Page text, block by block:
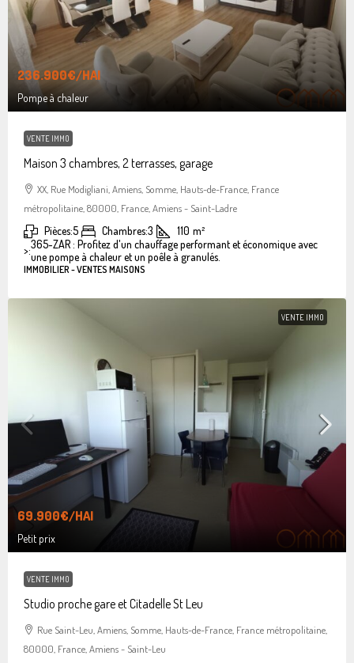
236.900€/HAI
Pompe à chaleur
VENTE IMMO
Maison 3 chambres, 2 terrasses, garage
XX, Rue Modigliani, Amiens, Somme, Hauts-de-France, France
métropolitaine, 80000, France, Amiens - Saint-Ladre
Pièces:5 Chambres:3 110 m²
>:365-ZAR : Profitez d'un chauffage performant et économique avec
une pompe à chaleur et un poêle à granulés.
IMMOBILIER - VENTES MAISONS
VENTE IMMO
69.900€/HAI
Petit prix
VENTE IMMO
Studio proche gare et Citadelle St Leu
Rue Saint-Leu, Amiens, Somme, Hauts-de-France, France métropolitaine,
80000, France, Amiens - Saint-Leu